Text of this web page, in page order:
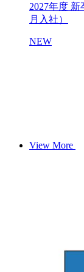
2027年度
月入社）
NEW
View More